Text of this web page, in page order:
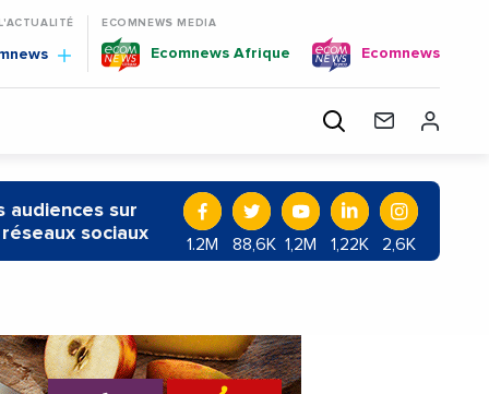
ECOMNEWS MEDIA
Ecomnews Afrique Ecomnews
audiences sur
sociaux
1.2M 88,6K 1,2M 1,22K 2,6K